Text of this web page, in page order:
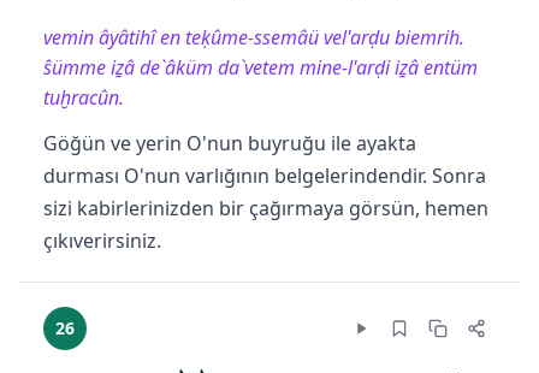
vemin âyâtihî en teḳûme-ssemâü vel'arḍu biemrih.
ŝümme iẕâ de`âküm da`vetem mine-l'arḍi iẕâ entüm
tuḫracûn.
Göğün ve yerin O'nun buyruğu ile ayakta
durması O'nun varlığının belgelerindendir. Sonra
sizi kabirlerinizden bir çağırmaya görsün, hemen
çıkıverirsiniz.
26